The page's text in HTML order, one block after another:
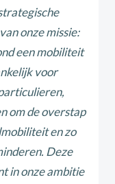
onze missie:
een mobiliteit
voor
om de overstap
en zo
Deze
in onze ambitie